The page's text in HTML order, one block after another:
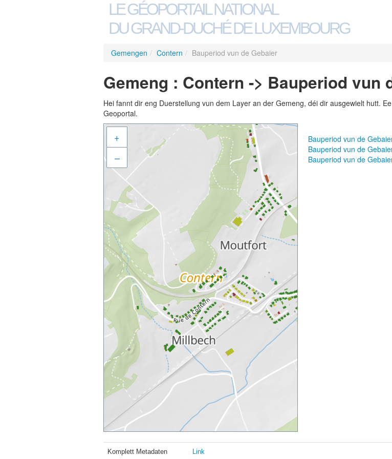
LE GÉOPORTAIL NATIONAL
DU GRAND-DUCHÉ DE LUXEMBOURG
Gemengen / Contern / Bauperiod vun de Gebaier
Gemeng : Contern -> Bauperiod vun
Hei fannt dir eng Duerstellung vun dem Layer an der Gemeng, déi dir ausgewielt hutt.
Geoportal.
+
–
Bauperiod vun de
Bauperiod vun de
Bauperiod vun de
Komplett Metadaten Link